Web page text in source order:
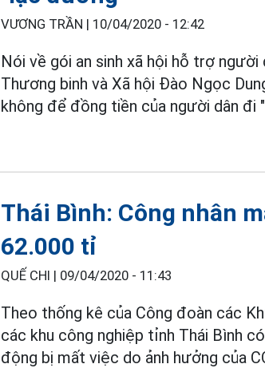
VƯƠNG TRẦN | 10/04/2020 - 12:42
Nói về gói an sinh xã hội hỗ trợ người
Thương binh và Xã hội Đào Ngọc
không để đồng tiền của người dân đi
Thái Bình: Công nhân
62.000 tỉ
QUẾ CHI | 09/04/2020 - 11:43
Theo thống kê của Công đoàn các
các khu công nghiệp tỉnh Thái Bình
động bị mất việc do ảnh hưởng của